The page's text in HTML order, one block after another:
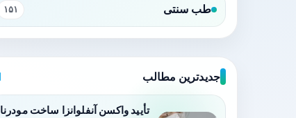
طب سنتی ۱۵۱
جدیدترین مطالب
تأیید واکسن آنفلوانزا ساخت مودرنا